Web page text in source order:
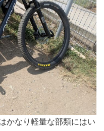
かなり軽量な部類にはい